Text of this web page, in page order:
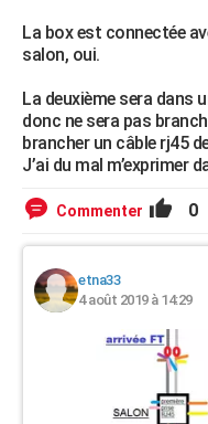
La box est connectée
salon, oui.
La deuxième sera dans
donc ne sera pas
brancher un câble rj45
J’ai du mal m’exprimer
Commenter 0
etna33
4 août 2019 à 14:29